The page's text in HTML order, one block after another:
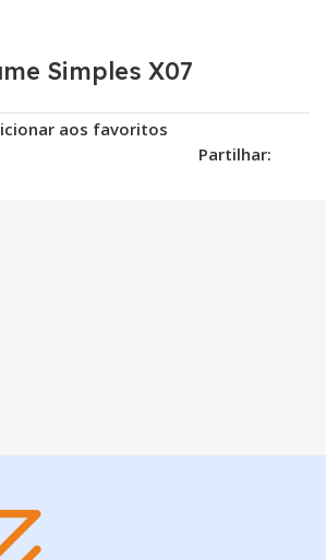
Simples X07
aos favoritos
Partilhar: